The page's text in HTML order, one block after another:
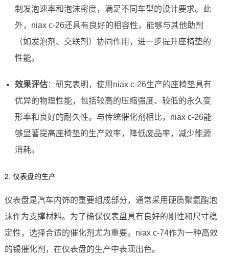
制发泡速率和泡沫密度，满足不同车型的设计要求。此
外，niax c-26还具有良好的相容性，能够与其他助剂
（如发泡剂、交联剂）协同作用，进一步提升座椅垫的
性能。
效果评估：研究表明，使用niax c-26生产的座椅垫具有
优异的物理性能，包括较高的压缩强度、较低的永久变
形率和良好的耐久性。与传统催化剂相比，niax c-26能
够显著提高座椅垫的生产效率，降低废品率，减少能源
消耗。
2. 仪表盘的生产
仪表盘是汽车内饰的重要组成部分，通常采用硬质聚氨酯泡
沫作为支撑材料。为了确保仪表盘具有良好的刚性和尺寸稳
定性，选择合适的催化剂尤为重要。niax c-74作为一种高效
的锡催化剂，在仪表盘的生产中表现出色。